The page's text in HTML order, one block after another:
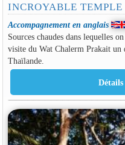
INCROYABLE TEMPLE
Accompagnement en anglais
Sources chaudes dans lequelles
visite du Wat Chalerm Prakait un
Thaïlande.